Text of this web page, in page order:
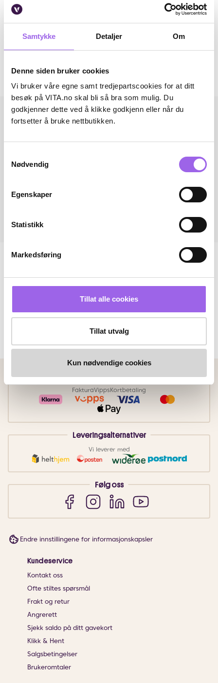
Samtykke Detaljer Om
Denne siden bruker cookies
Vi bruker våre egne samt tredjepartscookies for at ditt
besøk på VITA.no skal bli så bra som mulig. Du
godkjenner dette ved å klikke godkjenn eller når du
fortsetter å bruke nettbutikken.
Nødvendig
Egenskaper
Statistikk
Markedsføring
Tillat alle cookies
Tillat utvalg
Kun nødvendige cookies
Ingredienser
Artikkelnummer: 032023016
Andre har også kjøpt..
Betalingsmetoder
FakturaVippsKortbetaling
Leveringsalternativer
Vi leverer med
Følg oss
Endre innstillingene for informasjonskapsler
Kundeservice
Kontakt oss
Ofte stiltes spørsmål
Frakt og retur
Angrerett
Sjekk saldo på ditt gavekort
Klikk & Hent
Salgsbetingelser
Brukeromtaler